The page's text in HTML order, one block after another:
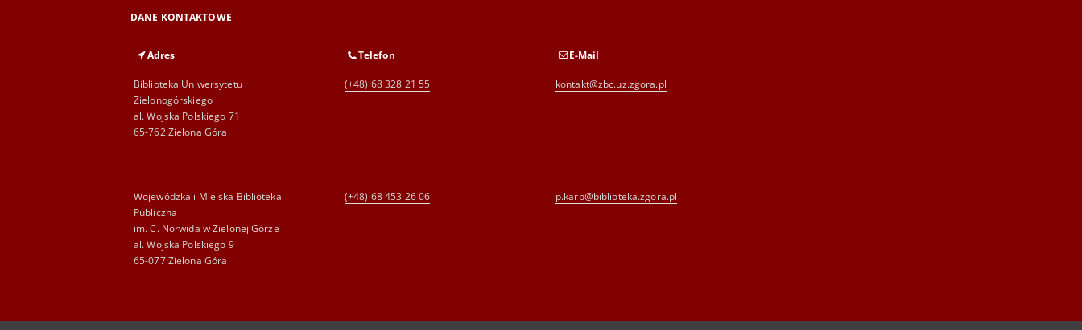
DANE KONTAKTOWE
Adres
Biblioteka Uniwersytetu
Zielonogórskiego
al. Wojska Polskiego 71
65-762 Zielona Góra
Telefon
(+48) 68 328 21 55
E-Mail
kontakt@zbc.uz.zgora.pl
Wojewódzka i Miejska Biblioteka
Publiczna
im. C. Norwida w Zielonej Górze
al. Wojska Polskiego 9
65-077 Zielona Góra
(+48) 68 453 26 06 p.karp@biblioteka.zgora.pl